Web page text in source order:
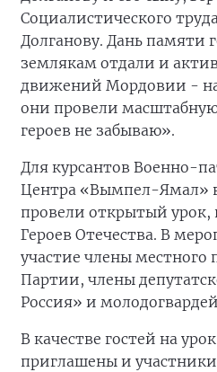
Социалистического
Долганову. Дань памяти
землякам отдали и
движений Мордовии -
они провели
героев не забываю».
Для курсантов Военно-
Центра «Вымпел-Ямал»
провели открытый
Героев Отечества. В
участие члены местного
Партии, члены
Россия» и
В качестве гостей на
приглашены и